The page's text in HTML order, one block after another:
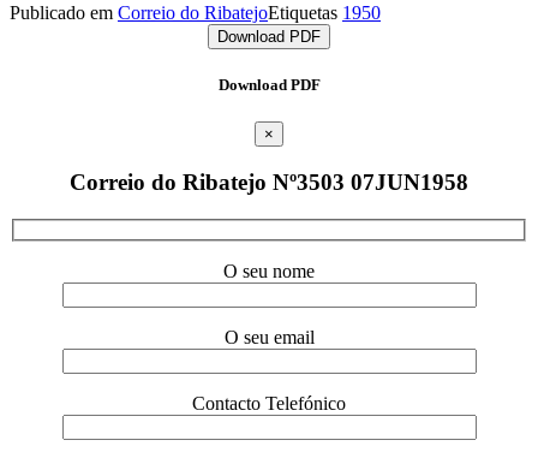
Publicado em Correio do RibatejoEtiquetas 1950
Download PDF
Download PDF
×
Correio do Ribatejo Nº3503 07JUN1958
O seu nome
O seu email
Contacto Telefónico